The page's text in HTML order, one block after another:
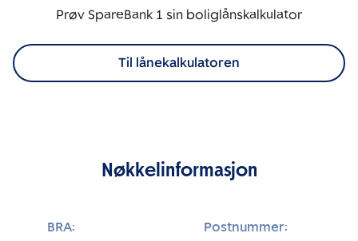
Prøv SpareBank 1 sin boliglånskalkulator
Til lånekalkulatoren
Nøkkelinformasjon
BRA:
Postnummer: